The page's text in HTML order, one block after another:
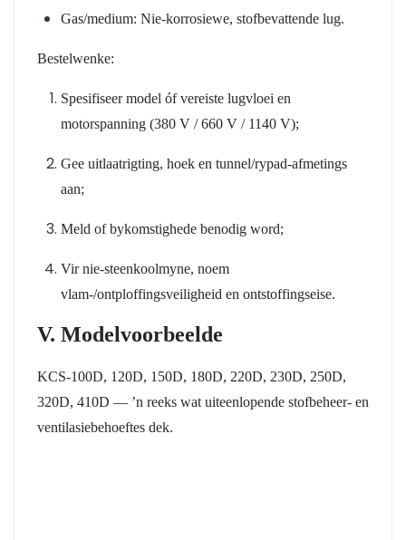
Gas/medium: Nie-korrosiewe, stofbevattende lug.
Bestelwenke:
Spesifiseer model óf vereiste lugvloei en
motorspanning (380 V / 660 V / 1140 V);
Gee uitlaatrigting, hoek en tunnel/rypad-afmetings
aan;
Meld of bykomstighede benodig word;
Vir nie-steenkoolmyne, noem
vlam-/ontploffingsveiligheid en ontstoffingseise.
V. Modelvoorbeelde
KCS-100D, 120D, 150D, 180D, 220D, 230D, 250D,
320D, 410D — ’n reeks wat uiteenlopende stofbeheer- en
ventilasiebehoeftes dek.